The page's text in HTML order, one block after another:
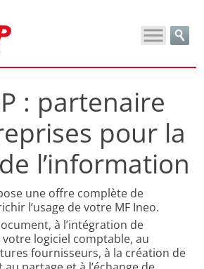
: partenaire
pour la
l’information
une offre complète de
l’usage de votre MF Ineo.
à l’intégration de
logiciel comptable, au
fournisseurs, à la création de